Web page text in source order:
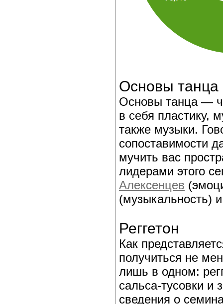
Основы танца
Основы танца —
в себя пластику,
также музыки.
сопоставимости
мучить вас
лидерами этого
Алексенцев
(музыкальность)
Реггетон
Как
получиться не
лишь в одном:
сальса-тусовки и
сведения о